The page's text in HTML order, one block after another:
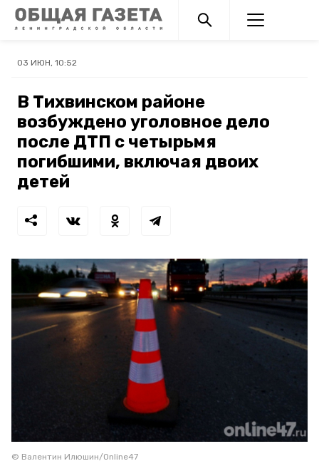
03 ИЮН, 10:52
В Тихвинском районе
возбуждено уголовное дело
после ДТП с четырьмя
погибшими, включая двоих
детей
© Валентин Илюшин/Online47